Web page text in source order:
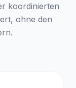
koordinierten
ohne den